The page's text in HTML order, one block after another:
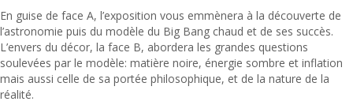
En guise de face A, l’exposition vous emmènera à la découverte de
l’astronomie puis du modèle du Big Bang chaud et de ses succès.
L’envers du décor, la face B, abordera les grandes questions
soulevées par le modèle: matière noire, énergie sombre et inflation
mais aussi celle de sa portée philosophique, et de la nature de la
réalité.